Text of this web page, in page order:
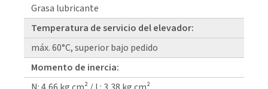
Grasa lubricante
Temperatura de servicio del elevador:
máx. 60°C, superior bajo pedido
Momento de inercia: